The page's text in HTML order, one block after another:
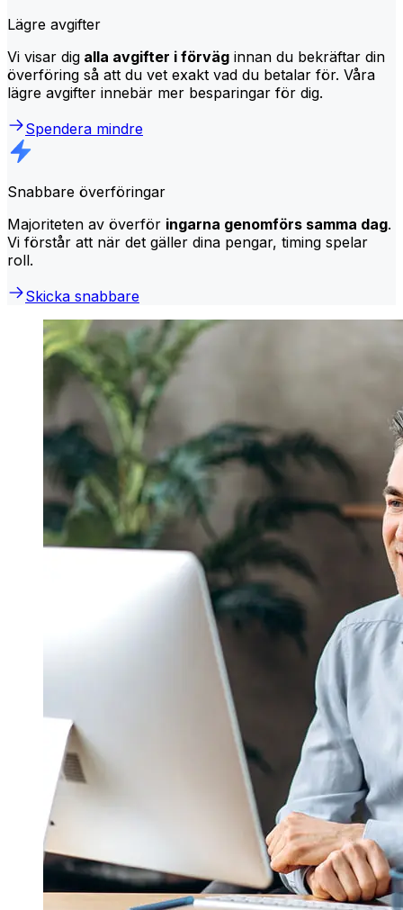
Lägre avgifter
Vi visar dig alla avgifter i förväg innan du bekräftar din
överföring så att du vet exakt vad du betalar för. Våra
lägre avgifter innebär mer besparingar för dig.
Spendera mindre
Snabbare överföringar
Majoriteten av överför ingarna genomförs samma dag.
Vi förstår att när det gäller dina pengar, timing spelar
roll.
Skicka snabbare